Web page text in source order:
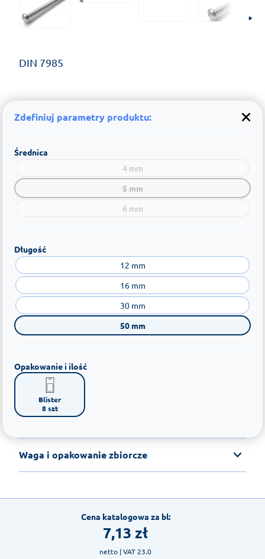
DIN 7985
Zdefiniuj parametry produktu:
Średnica
4 mm
5 mm
6 mm
Długość
12 mm
16 mm
30 mm
50 mm
Opakowanie i ilość
Blister
8 szt
Waga i opakowanie zbiorcze
Cena katalogowa za bl:
7,13 zł
netto | VAT 23.0